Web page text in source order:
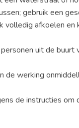
gebruik een
volledig afkoelen
uit de
de werking
de instructies